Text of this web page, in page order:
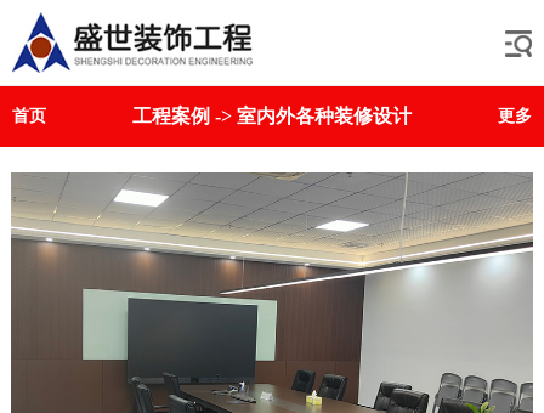
首页 工程案例 -> 室内外各种装修设计 更多